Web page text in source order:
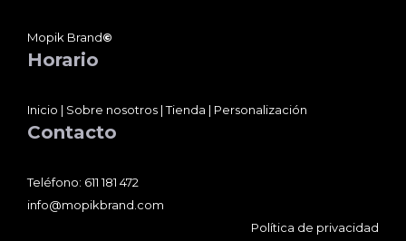
Mopik Brand©
Horario
Inicio | Sobre nosotros |Tienda | Personalización
Contacto
Teléfono: 611 181 472
info@mopikbrand.com
Política de privacidad